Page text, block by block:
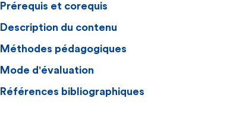
Prérequis et corequis
Description du contenu
Méthodes pédagogiques
Mode d'évaluation
Références bibliographiques